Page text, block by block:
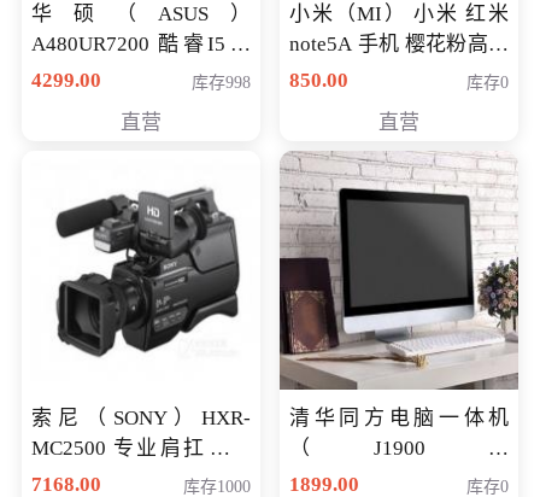
华硕（ASUS）
A480UR7200 酷睿I5超
薄学生办公游戏独显笔
NV930-2G独
4299.00 库存998
直营
小米（MI） 小米 红米
note5A 手机 樱花粉高配
版 全网通(3G+32G)
850.00 库存0
直营
索尼（SONY）HXR-
MC2500 专业肩扛式存
储卡全高清摄录一体机
7168.00 库存1000
清华同方电脑一体机
（J1900四
核/4G/120G0.8CM厚度
1899.00 库存0